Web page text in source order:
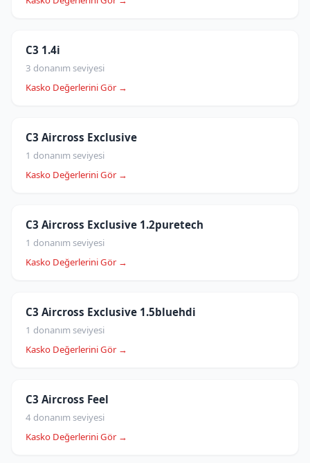
C3 1.4i
3 donanım seviyesi
Kasko Değerlerini Gör →
C3 Aircross Exclusive
1 donanım seviyesi
Kasko Değerlerini Gör →
C3 Aircross Exclusive 1.2puretech
1 donanım seviyesi
Kasko Değerlerini Gör →
C3 Aircross Exclusive 1.5bluehdi
1 donanım seviyesi
Kasko Değerlerini Gör →
C3 Aircross Feel
4 donanım seviyesi
Kasko Değerlerini Gör →